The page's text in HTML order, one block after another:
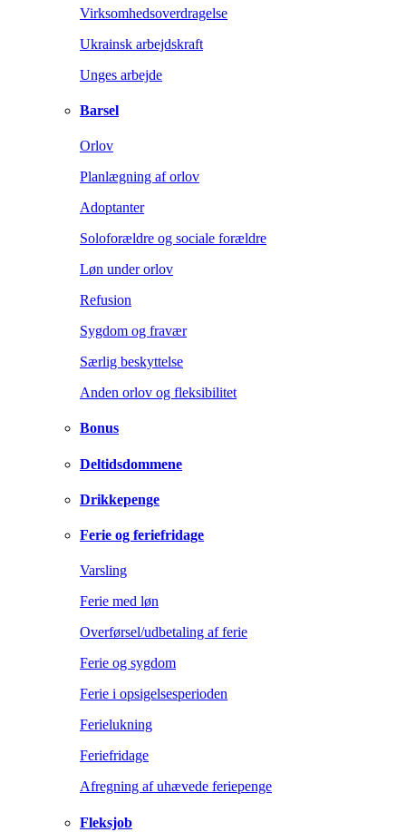
Virksomhedsoverdragelse
Ukrainsk arbejdskraft
Unges arbejde
Barsel
Orlov
Planlægning af orlov
Adoptanter
Soloforældre og sociale forældre
Løn under orlov
Refusion
Sygdom og fravær
Særlig beskyttelse
Anden orlov og fleksibilitet
Bonus
Deltidsdommene
Drikkepenge
Ferie og feriefridage
Varsling
Ferie med løn
Overførsel/udbetaling af ferie
Ferie og sygdom
Ferie i opsigelsesperioden
Ferielukning
Feriefridage
Afregning af uhævede feriepenge
Fleksjob